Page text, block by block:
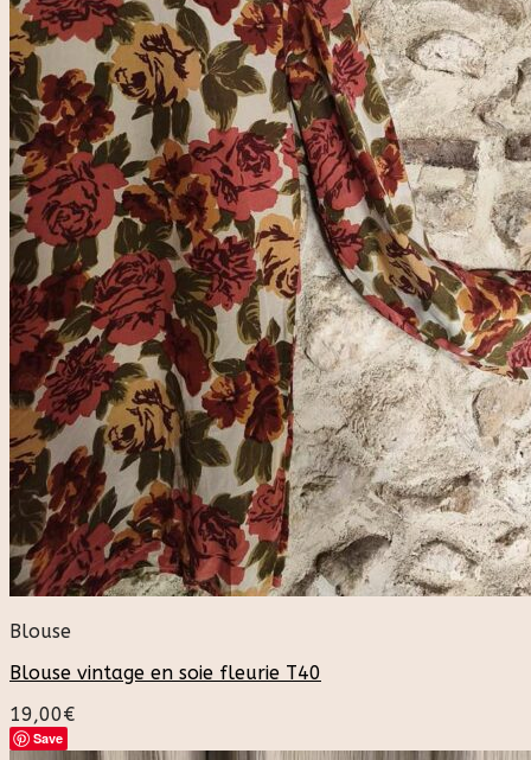
Blouse
Blouse vintage en soie fleurie T40
19,00€
Save